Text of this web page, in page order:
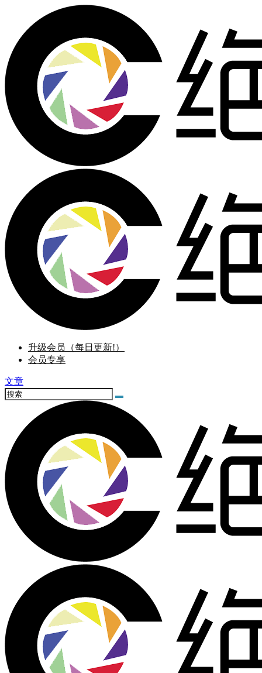
升级会员（每日更新!）
会员专享
文章